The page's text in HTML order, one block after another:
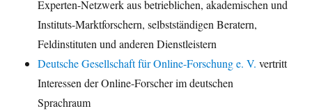
Experten-Netzwerk aus betrieblichen, akademischen und
Instituts-Marktforschern, selbstständigen Beratern,
Feldinstituten und anderen Dienstleistern
Deutsche Gesellschaft für Online-Forschung e. V. vertritt
Interessen der Online-Forscher im deutschen
Sprachraum